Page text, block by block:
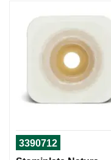
3390712